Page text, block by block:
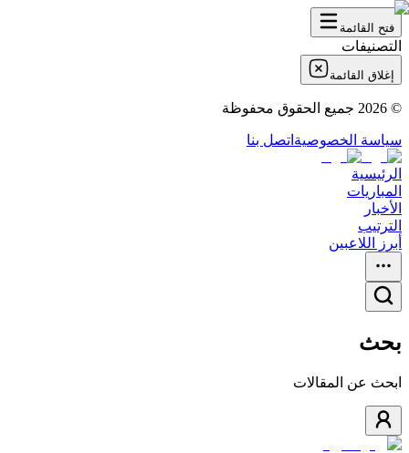
فتح القائمة
التصنيفات
إغلاق القائمة
©
2026 جميع الحقوق محفوظة
سياسة الخصوصية اتصل بنا
الرئيسية
المباريات
الأخبار
الترتيب
أبرز اللاعبين
بحث
ابحث عن المقالات